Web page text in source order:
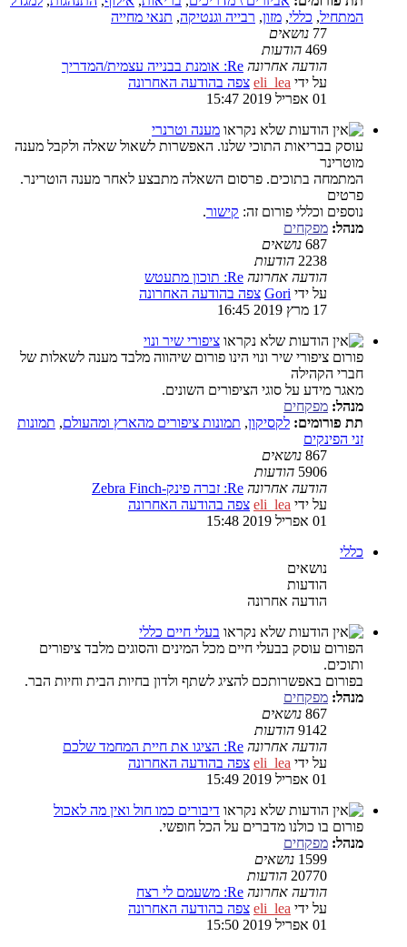
המתחיל, כללי, מזון, רבייה וגנטיקה, תנאי מחייה
77 נושאים
469 הודעות
הודעה אחרונה Re: אומנת בבנייה עצמית/המדריך
על ידי eli_lea צפה בהודעה האחרונה
01 אפריל 2019 15:47
מענה וטרנרי
עוסק בבריאות התוכי שלנו. האפשרות לשאול שאלה ולקבל מענה
מוטרינר
המתמחה בתוכים. פרסום השאלה מתבצע לאחר מענה הוטרינר.
פרטים
נוספים וכללי פורום זה: קישור.
מנהל: מפקחים
687 נושאים
2238 הודעות
הודעה אחרונה Re: תוכון מתעטש
על ידי Gori צפה בהודעה האחרונה
17 מרץ 2019 16:45
ציפורי שיר ונוי
פורום ציפורי שיר ונוי הינו פורום שיהווה מלבד מענה לשאלות של
חברי הקהילה
מאגר מידע על סוגי הציפורים השונים.
מנהל: מפקחים
תת פורומים: לקסיקון, תמונות ציפורים מהארץ ומהעולם, תמונות
זני הפינקים
867 נושאים
5906 הודעות
הודעה אחרונה Re: זברה פינק-Zebra Finch
על ידי eli_lea צפה בהודעה האחרונה
01 אפריל 2019 15:48
כללי
נושאים
הודעות
הודעה אחרונה
בעלי חיים כללי
הפורום עוסק בבעלי חיים מכל המינים והסוגים מלבד ציפורים
ותוכים.
בפורום באפשרותכם להציג לשתף ולדון בחיות הבית וחיות הבר.
מנהל: מפקחים
867 נושאים
9142 הודעות
הודעה אחרונה Re: הציגו את חיית המחמד שלכם
על ידי eli_lea צפה בהודעה האחרונה
01 אפריל 2019 15:49
דיבורים כמו חול ואין מה לאכול
פורום בו כולנו מדברים על הכל חופשי.
מנהל: מפקחים
1599 נושאים
20770 הודעות
הודעה אחרונה Re: משעמם לי רצח
על ידי eli_lea צפה בהודעה האחרונה
01 אפריל 2019 15:50